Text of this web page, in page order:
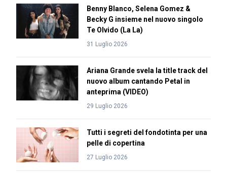
Benny Blanco, Selena Gomez &
Becky G insieme nel nuovo singolo
Te Olvido (La La)
31 Luglio 2026
Ariana Grande svela la title track del
nuovo album cantando Petal in
anteprima (VIDEO)
29 Luglio 2026
Tutti i segreti del fondotinta per una
pelle di copertina
27 Luglio 2026